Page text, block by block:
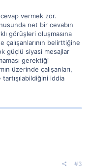
vermek zor.
net bir cevabın
görüşleri oluşmasına
belirttiğine
güçlü siyasi mesajlar
gerektiği
üzerinde çalışanları,
iddia
#3